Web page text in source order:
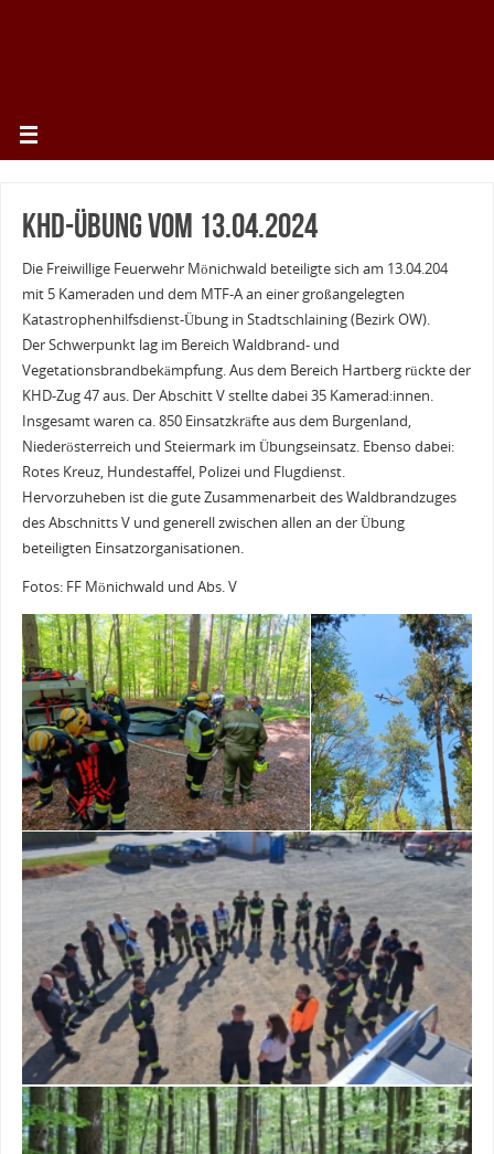
KHD-Übung vom 13.04.2024
Die Freiwillige Feuerwehr Mönichwald beteiligte sich am 13.04.204
mit 5 Kameraden und dem MTF-A an einer großangelegten
Katastrophenhilfsdienst-Übung in Stadtschlaining (Bezirk OW).
Der Schwerpunkt lag im Bereich Waldbrand- und
Vegetationsbrandbekämpfung. Aus dem Bereich Hartberg rückte der
KHD-Zug 47 aus. Der Abschitt V stellte dabei 35 Kamerad:innen.
Insgesamt waren ca. 850 Einsatzkräfte aus dem Burgenland,
Niederösterreich und Steiermark im Übungseinsatz. Ebenso dabei:
Rotes Kreuz, Hundestaffel, Polizei und Flugdienst.
Hervorzuheben ist die gute Zusammenarbeit des Waldbrandzuges
des Abschnitts V und generell zwischen allen an der Übung
beteiligten Einsatzorganisationen.
Fotos: FF Mönichwald und Abs. V